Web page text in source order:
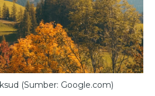
(Sumber: Google.com)